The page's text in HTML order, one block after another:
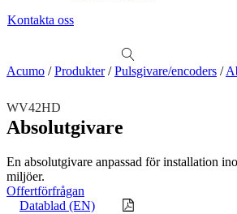
Kontakta oss
Se alla kategorier Se alla produkter
Se alla
Teknisk support
Offertförfrågan
Mekanik
Linjärenheter
Mekatronik
Acumo /Produkter/Pulsgivare/encoders /
WV42HD
Absolutgivare
En absolutgivare anpassad för installation
miljöer.
Offertförfrågan
Datablad (EN)